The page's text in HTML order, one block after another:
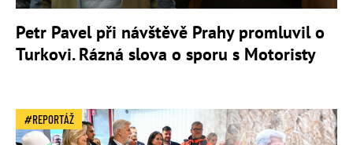
Petr Pavel při návštěvě Prahy promluvil o
Turkovi. Rázná slova o sporu s Motoristy
REPORTÁŽ